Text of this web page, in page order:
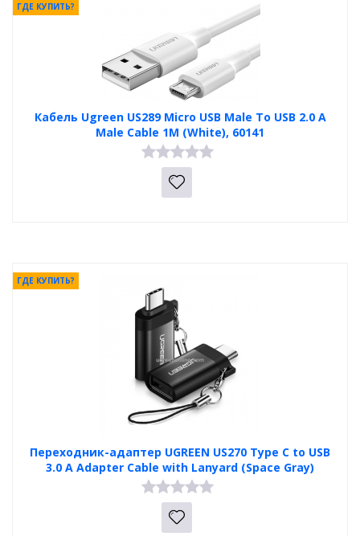
Кабель Ugreen US289 Micro USB Male To USB 2.0 A
Male Cable 1M (White), 60141
ГДЕ КУПИТЬ?
Переходник-адаптер UGREEN US270 Type C to USB
3.0 A Adapter Cable with Lanyard (Space Gray)
ГДЕ КУПИТЬ?